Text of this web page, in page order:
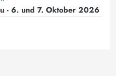
- 6. und 7. Oktober 2026